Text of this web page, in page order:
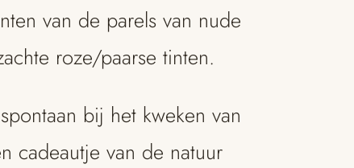
van de parels van nude
roze/paarse tinten.
bij het kweken van
cadeautje van de natuur